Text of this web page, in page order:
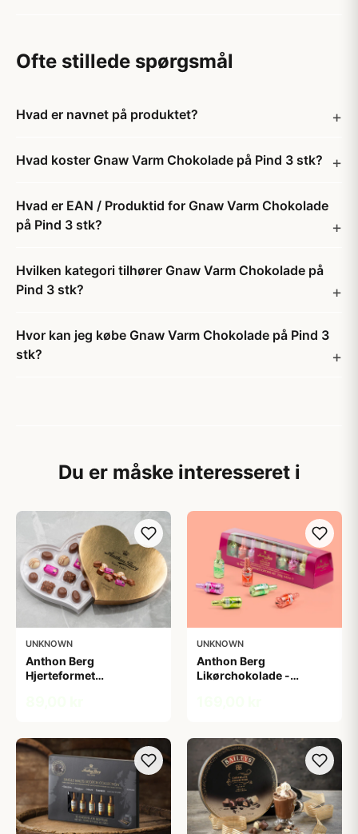
Ofte stillede spørgsmål
Hvad er navnet på produktet?
Hvad koster Gnaw Varm Chokolade på Pind 3 stk?
Hvad er EAN / Produktid for Gnaw Varm Chokolade
på Pind 3 stk?
Hvilken kategori tilhører Gnaw Varm Chokolade på
Pind 3 stk?
Hvor kan jeg købe Gnaw Varm Chokolade på Pind 3
stk?
Du er måske interesseret i
UNKNOWN
Anthon Berg
Hjerteformet
UNKNOWN
Anthon Berg
Likørchokolade -